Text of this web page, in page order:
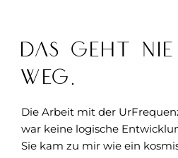
Das geht
weg.
Die Arbeit mit der
war keine logische
Sie kam zu mir wie ein